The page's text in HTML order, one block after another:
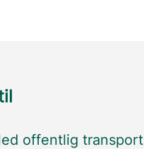
offentlig transport